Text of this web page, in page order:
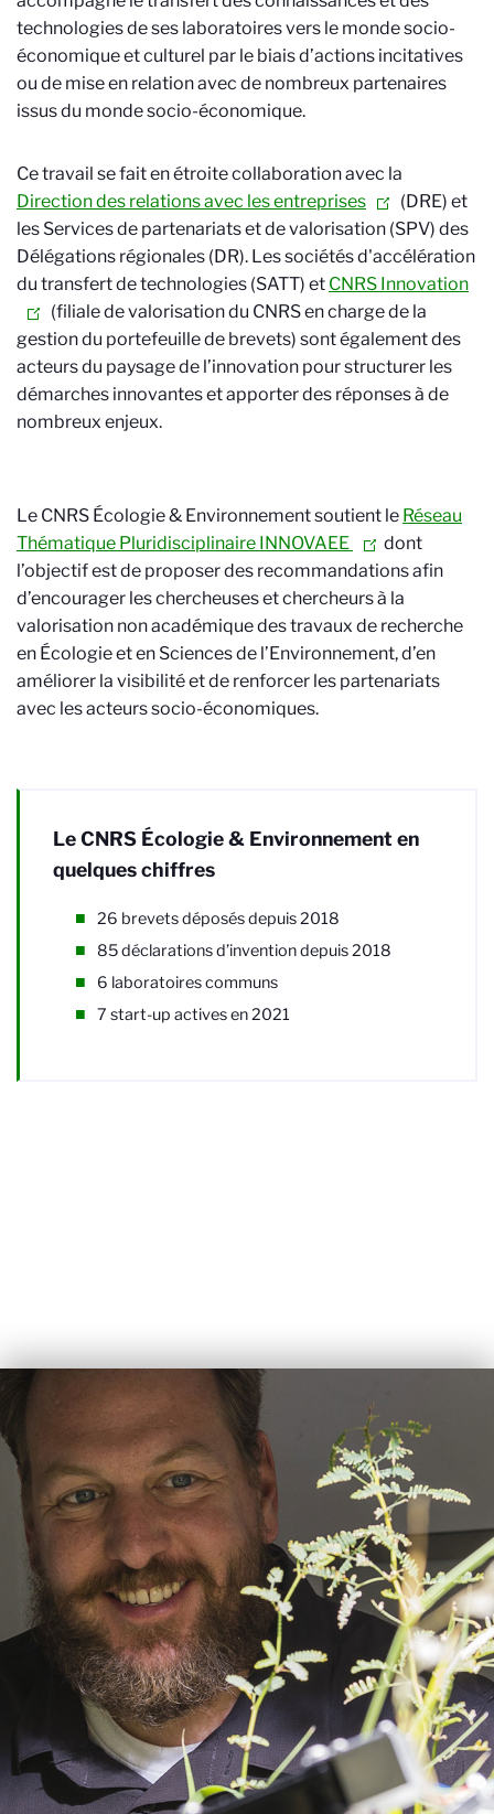
technologies de ses laboratoires vers le monde socio-
économique et culturel par le biais d’actions incitatives
ou de mise en relation avec de nombreux partenaires
issus du monde socio-économique.
Ce travail se fait en étroite collaboration avec la
Direction des relations avec les entreprises
(DRE) et
les Services de partenariats et de valorisation (SPV) des
Délégations régionales (DR). Les sociétés d'accélération
du transfert de technologies (SATT) et CNRS Innovation
(filiale de valorisation du CNRS en charge de la
gestion du portefeuille de brevets) sont également des
acteurs du paysage de l’innovation pour structurer les
démarches innovantes et apporter des réponses à de
nombreux enjeux.
Le CNRS Écologie & Environnementsoutient le Réseau
Thématique Pluridisciplinaire INNOVAEE
dont
l’objectif est de proposer des recommandations afin
d’encourager les chercheuses et chercheurs à la
valorisation non académique des travaux de recherche
en Écologie et en Sciences de l’Environnement, d’en
améliorer la visibilité et de renforcer les partenariats
avec les acteurs socio-économiques.
Le CNRS Écologie & Environnement en
quelques chiffres
26 brevets déposés depuis 2018
85 déclarations d’invention depuis 2018
6 laboratoires communs
7 start-up actives en 2021